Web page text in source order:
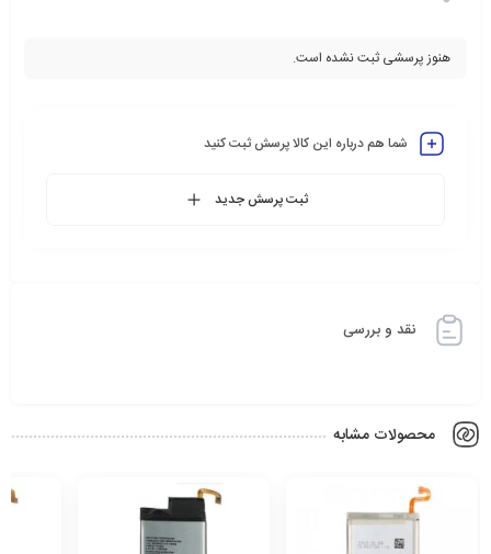
هنوز پرسشی ثبت نشده است.
شما هم درباره این کالا پرسش ثبت کنید
ثبت پرسش جدید
نقد و بررسی
محصولات مشابه